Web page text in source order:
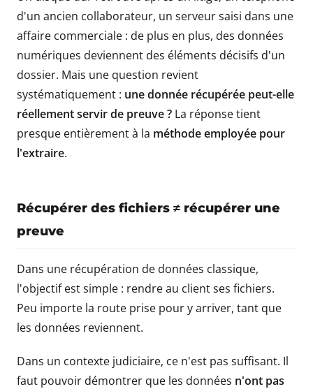
d'un ancien collaborateur, un serveur saisi dans une
affaire commerciale : de plus en plus, des données
numériques deviennent des éléments décisifs d'un
dossier. Mais une question revient
systématiquement : une donnée récupérée peut-elle
réellement servir de preuve ? La réponse tient
presque entièrement à la méthode employée pour
l'extraire.
Récupérer des fichiers ≠ récupérer une
preuve
Dans une récupération de données classique,
l'objectif est simple : rendre au client ses fichiers.
Peu importe la route prise pour y arriver, tant que
les données reviennent.
Dans un contexte judiciaire, ce n'est pas suffisant. Il
faut pouvoir démontrer que les données n'ont pas